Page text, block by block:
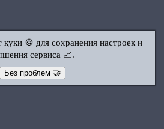
куки 🍪 для сохранения настроек и
сервиса 📈.
Без проблем 🤝